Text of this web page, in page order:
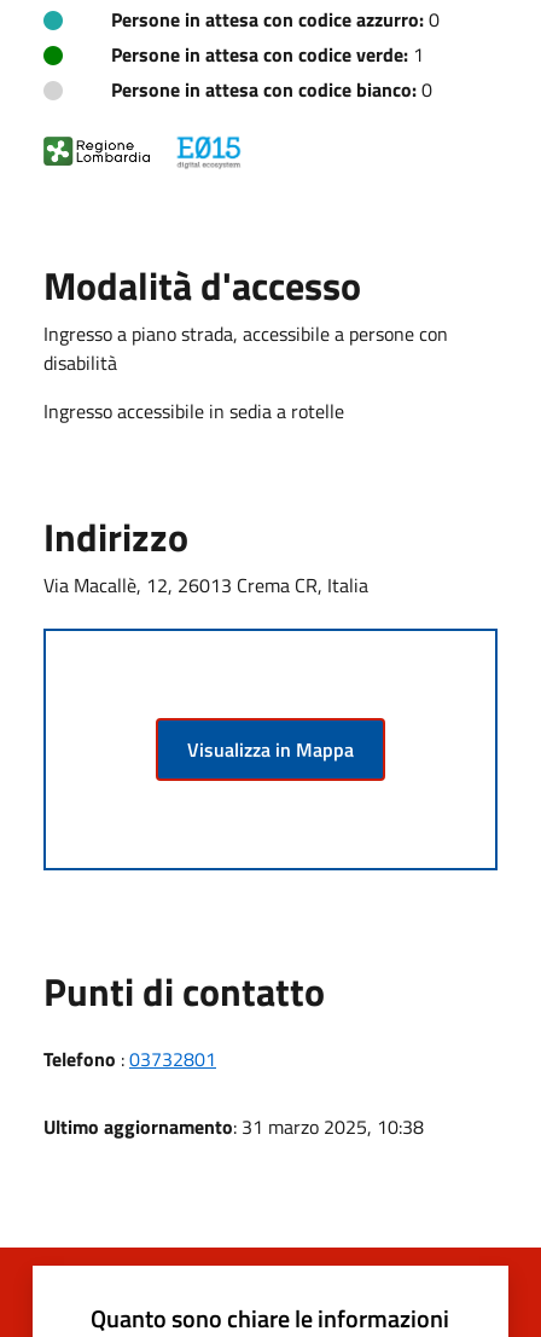
Persone in attesa con codice azzurro:0
Persone in attesa con codice verde: 1
Persone in attesa con codice bianco:0
Modalità d'accesso
Ingresso a piano strada, accessibile a persone con
disabilità
Ingresso accessibile in sedia a rotelle
Indirizzo
Via Macallè, 12, 26013 Crema CR, Italia
Visualizza in Mappa
Punti di contatto
Telefono :03732801
Ultimo aggiornamento: 31 marzo 2025, 10:38
Quanto sono chiare le informazioni